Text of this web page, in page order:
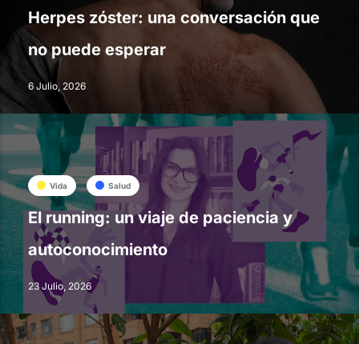
Herpes zóster: una conversación que
no puede esperar
6 Julio, 2026
Vida Salud
El running: un viaje de paciencia y
autoconocimiento
23 Julio, 2026